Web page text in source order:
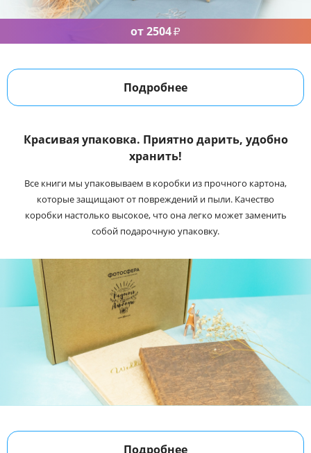
от 2504₽
Подробнее
Красивая упаковка. Приятно дарить, удобно
хранить!
Все книги мы упаковываем в коробки из прочного картона,
которые защищают от повреждений и пыли. Качество
коробки настолько высокое, что она легко может заменить
собой подарочную упаковку.
Подробнее